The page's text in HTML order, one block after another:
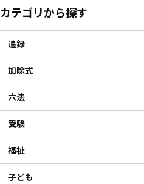
カテゴリから探す
追録
加除式
六法
受験
福祉
子ども